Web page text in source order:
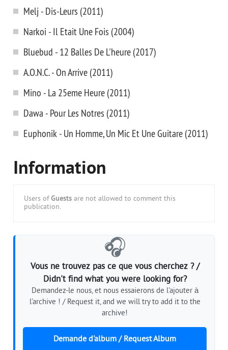
Melj - Dis-Leurs (2011)
Narkoi - Il Etait Une Fois (2004)
Bluebud - 12 Balles De L'heure (2017)
A.O.N.C. - On Arrive (2011)
Mino - La 25eme Heure (2011)
Dawa - Pour Les Notres (2011)
Euphonik - Un Homme, Un Mic Et Une Guitare (2011)
Information
Users of Guests are not allowed to comment this
publication.
🎧
Vous ne trouvez pas ce que vous cherchez ? /
Didn't find what you were looking for?
Demandez-le nous, et nous essaierons de l'ajouter à
l'archive ! / Request it, and we will try to add it to the
archive!
Demande d'album / Request Album